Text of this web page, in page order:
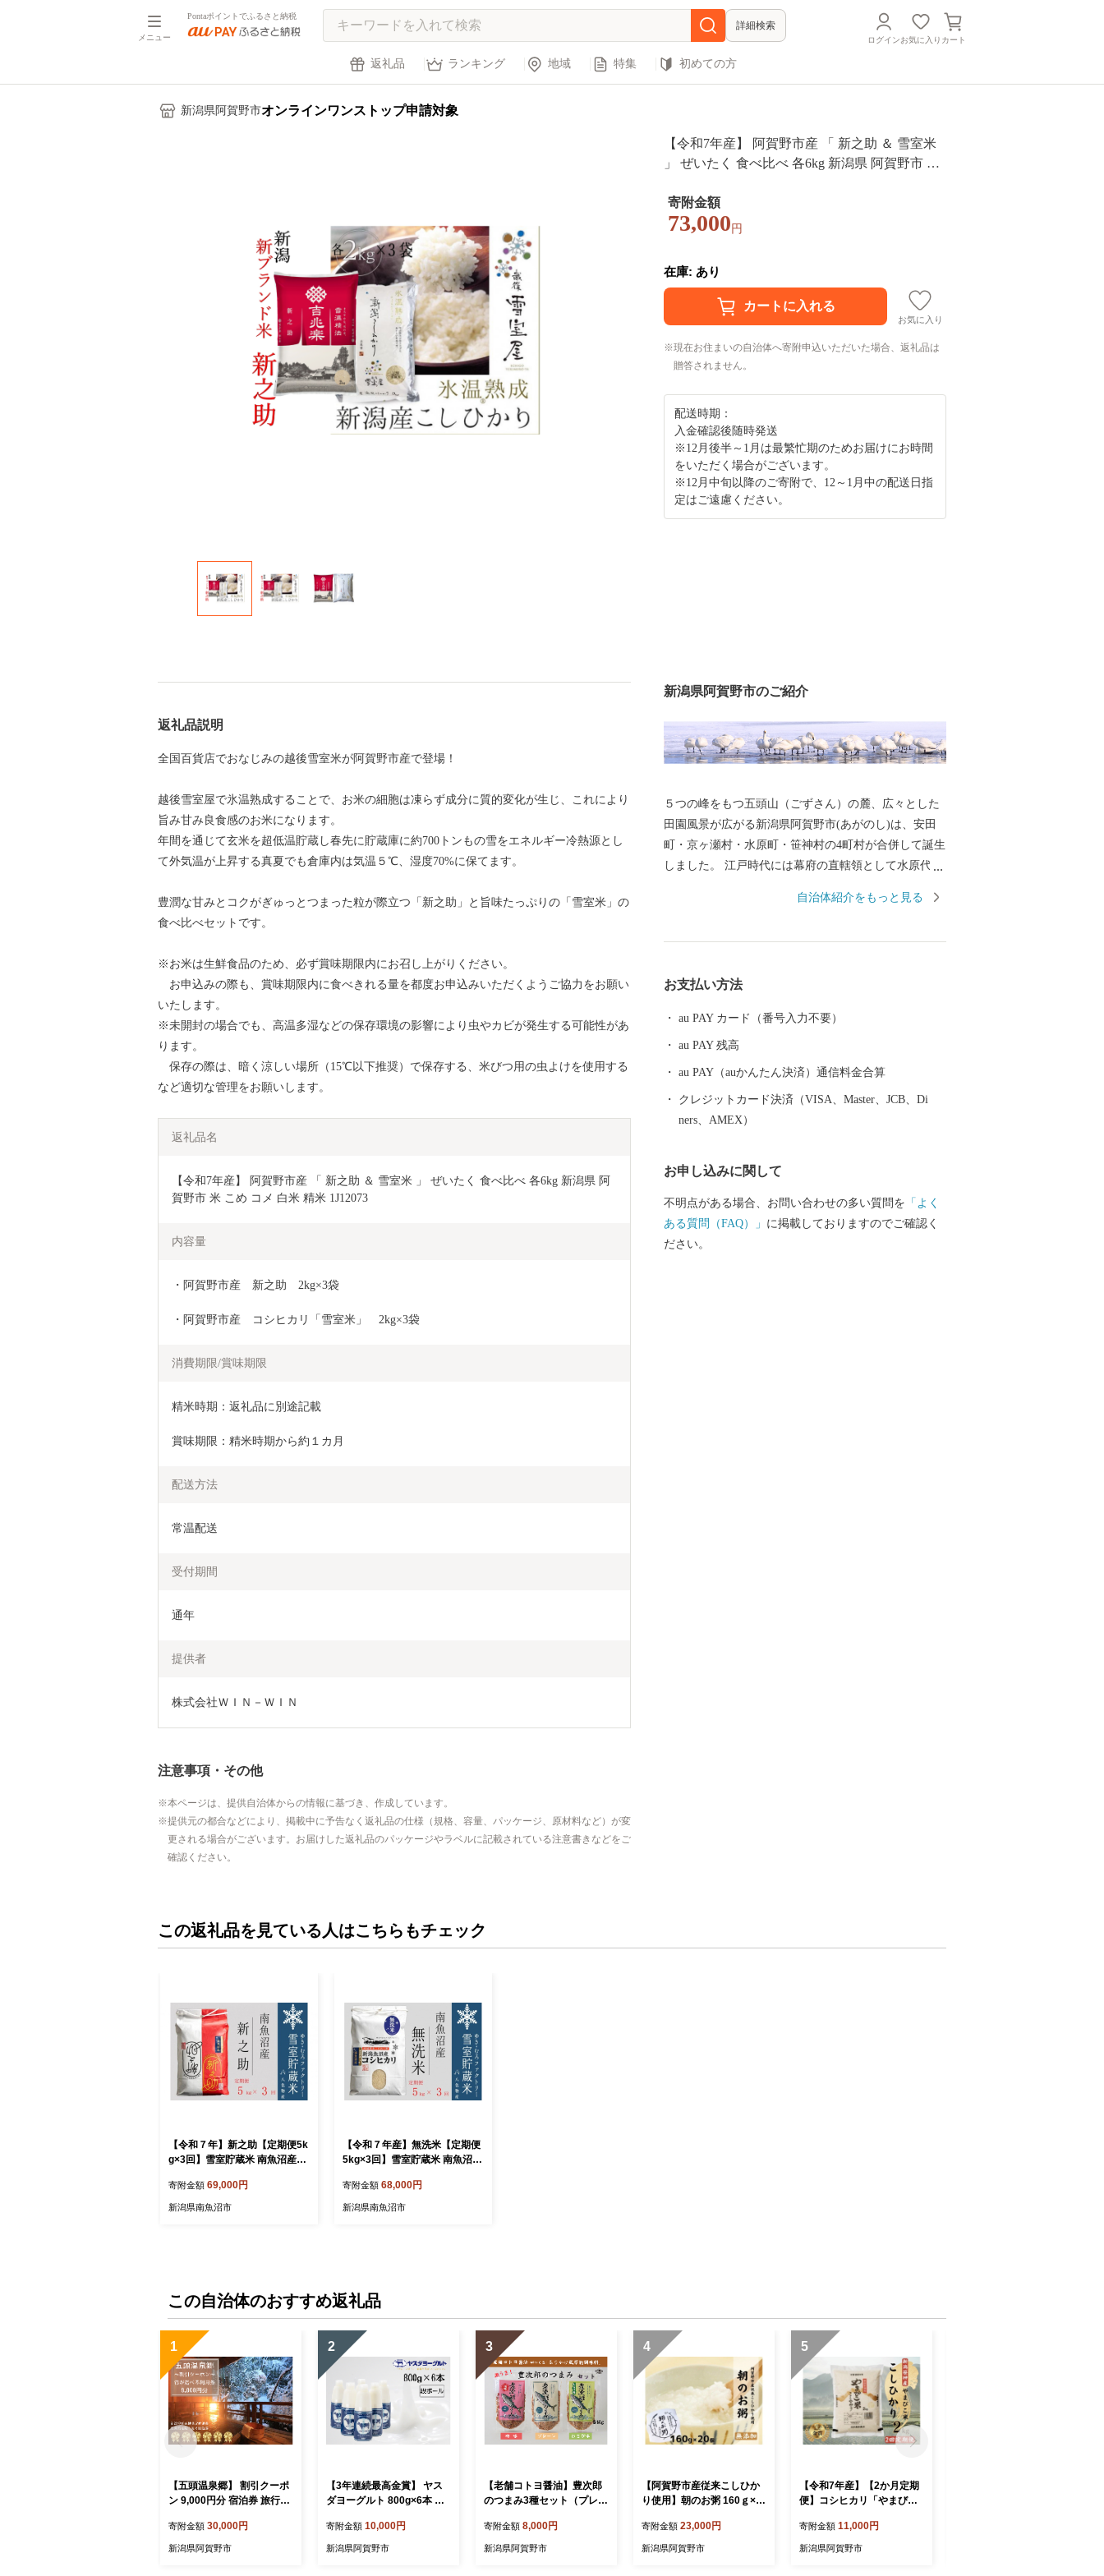
メニュー
Pontaポイントでふるさと納税
詳細検索
ログインお気に入り カート
返礼品 ランキング 地域 特集 初めての方
新潟県阿賀野市オンラインワンストップ申請対象
【令和7年産】 阿賀野市産 「 新之助 ＆ 雪室米
」 ぜいたく 食べ比べ 各6kg 新潟県 阿賀野市 米
寄附金額
73,000 円
在庫: あり
お気に入り
現在お住まいの自治体へ寄附申込いただいた場合、返礼品は
贈答されません。
配送時期：
入金確認後随時発送
※12月後半～1月は最繁忙期のためお届けにお時間
をいただく場合がございます。
※12月中旬以降のご寄附で、12～1月中の配送日指
定はご遠慮ください。
返礼品説明
全国百貨店でおなじみの越後雪室米が阿賀野市産で登場！
越後雪室屋で氷温熟成することで、お米の細胞は凍らず成分に質的変化が生じ、これにより
旨み甘み良食感のお米になります。
年間を通じて玄米を超低温貯蔵し春先に貯蔵庫に約700トンもの雪をエネルギー冷熱源とし
て外気温が上昇する真夏でも倉庫内は気温５℃、湿度70%に保てます。
豊潤な甘みとコクがぎゅっとつまった粒が際立つ「新之助」と旨味たっぷりの「雪室米」の
食べ比べセットです。
※お米は生鮮食品のため、必ず賞味期限内にお召し上がりください。
お申込みの際も、賞味期限内に食べきれる量を都度お申込みいただくようご協力をお願い
いたします。
※未開封の場合でも、高温多湿などの保存環境の影響により虫やカビが発生する可能性があ
ります。
保存の際は、暗く涼しい場所（15℃以下推奨）で保存する、米びつ用の虫よけを使用する
など適切な管理をお願いします。
返礼品名
【令和7年産】 阿賀野市産 「 新之助 ＆ 雪室米 」 ぜいたく 食べ比べ 各6kg 新潟県 阿
賀野市 米 こめ コメ 白米 精米 1J12073
内容量
・阿賀野市産　新之助　2kg×3袋
・阿賀野市産　コシヒカリ「雪室米」　2kg×3袋
消費期限/賞味期限
精米時期：返礼品に別途記載
賞味期限：精米時期から約１カ月
配送方法
常温配送
受付期間
通年
提供者
株式会社ＷＩＮ－ＷＩＮ
注意事項・その他
本ページは、提供自治体からの情報に基づき、作成しています。
提供元の都合などにより、掲載中に予告なく返礼品の仕様（規格、容量、パッケージ、原材料など）が変
更される場合がございます。お届けした返礼品のパッケージやラベルに記載されている注意書きなどをご
確認ください。
新潟県阿賀野市のご紹介
５つの峰をもつ五頭山（ごずさん）の麓、広々とした
田園風景が広がる新潟県阿賀野市(あがのし)は、安田
町・京ヶ瀬村・水原町・笹神村の4町村が合併して誕生
しました。 江戸時代には幕府の直轄領として水原代官
弘法大師（空海）により開湯されたといわれる「出湯
ろん、気化した成分を吸い込むことでも健康効果があ
していただけます。 また、「白鳥の渡来地」として有
名な瓢湖には、毎年10月中旬から3月下旬まで最大約5,
000羽の白鳥が飛来します。 日の出とともに飛び立つ
きます。
自治体紹介をもっと見る
お支払い方法
au PAY カード（番号入力不要）
au PAY 残高
au PAY（auかんたん決済）通信料金合算
クレジットカード決済（VISA、Master、JCB、Di
ners、AMEX）
お申し込みに関して
不明点がある場合、お問い合わせの多い質問を 「よく
ある質問（FAQ）」 に掲載しておりますのでご確認く
ださい。
この返礼品を見ている人はこちらもチェック
【令和７年】新之助【定期便5k
g×3回】雪室貯蔵米 南魚沼産
米 新之助 魚沼産 新潟米 新潟県
産 産地直送 ご飯 御飯 ごはん お
寄附金額 69,000円
新潟県南魚沼市
【令和７年産】無洗米【定期便
5kg×3回】雪室貯蔵米 南魚沼産
ランド米 無洗米 こしひかり コ
シヒカリ魚沼産 新潟米 新潟県
寄附金額 68,000円
新潟県南魚沼市
この自治体のおすすめ返礼品
1
【五頭温泉郷】 割引クーポ
ン 9,000円分 宿泊券 旅行券
ジウム 温泉 露天風呂 名湯
自然 食事 宿泊 旅行 旅 観光
寄附金額 30,000円
新潟県阿賀野市
2
【3年連続最高金賞】 ヤス
ダヨーグルト 800g×6本 大
イーツ 無添加 搾りたて こ
だわり生乳 濃厚 飲むヨーグ
寄附金額 10,000円
新潟県阿賀野市
3
【老舗コトヨ醤油】豊次郎
のつまみ3種セット（プレー
万能調味料 ふりかけ アーモ
ンド入り 鯖節 オイル不使用
寄附金額 8,000円
新潟県阿賀野市
4
【阿賀野市産従来こしひか
り使用】朝のお粥 160ｇ×2
ックおかゆ パックお粥 お粥
保存食 防災 簡単 手軽 新潟
寄附金額 23,000円
新潟県阿賀野市
5
【令和7年産】【2か月定期
便】コシヒカリ「やまびこ
金賞受賞 特別栽培米 白米
精米 農家直送 新潟県 米 こ
寄附金額 11,000円
新潟県阿賀野市